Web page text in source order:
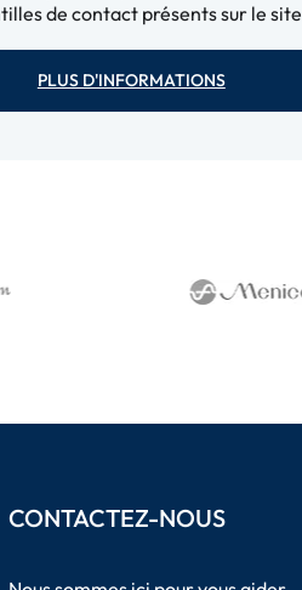
de contact présents sur le site
PLUS D'INFORMATIONS
CONTACTEZ-NOUS